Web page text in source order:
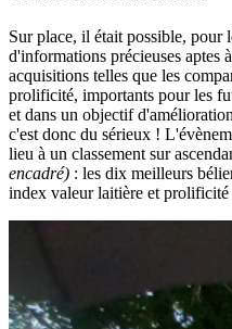
Sur place, il était possible, pour
d'informations précieuses aptes
acquisitions telles que les
prolificité, importants pour les
et dans un objectif
c'est donc du sérieux !
lieu à un classement sur
encadré) : les dix meilleurs
index valeur laitière et prolificité